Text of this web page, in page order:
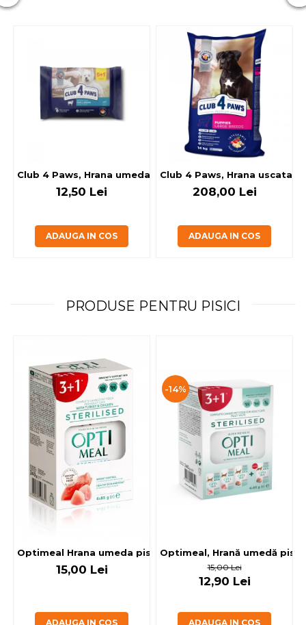
Club 4 Paws, Hrana umeda caini - cu miel, set 5+1, 6x80 g
12,50 Lei
ADAUGA IN COS
Club 4 Paws, Hrana uscata
208,00 Lei
ADAUGA IN COS
PRODUSE PENTRU PISICI
Optimeal Hrana umeda pisici
15,00 Lei
ADAUGA IN COS
-14%
Optimeal, Hrană umedă
15,00 Lei
12,90 Lei
ADAUGA IN COS